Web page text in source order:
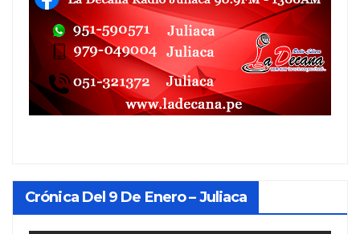
Crónica Del 9 De Enero – Juliaca